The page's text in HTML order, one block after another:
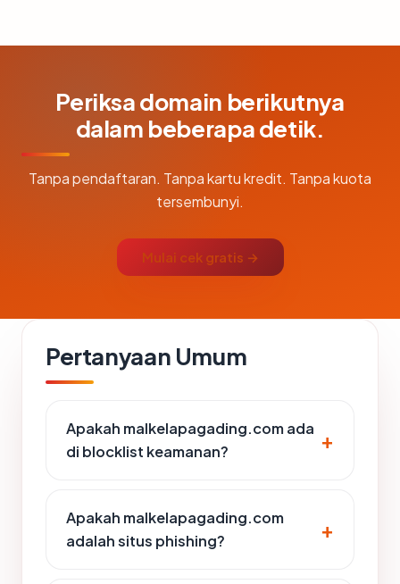
Periksa domain berikutnya
dalam beberapa detik.
Tanpa pendaftaran. Tanpa kartu kredit. Tanpa kuota
tersembunyi.
Mulai cek gratis →
Pertanyaan Umum
Apakah malkelapagading.com ada
di blocklist keamanan?
Apakah malkelapagading.com
adalah situs phishing?